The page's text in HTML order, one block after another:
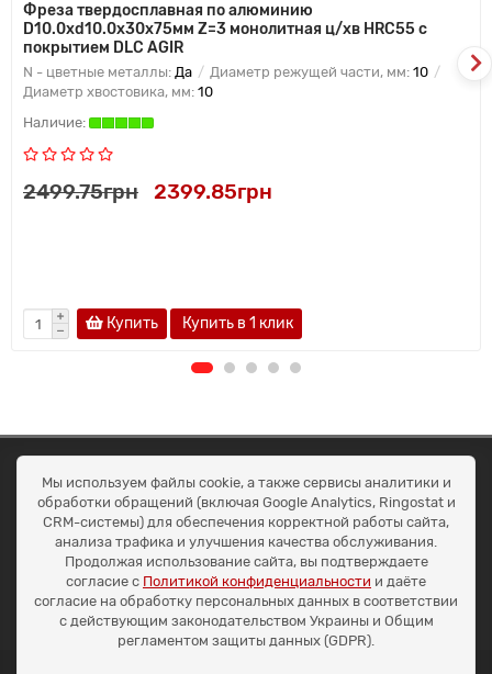
Фреза твердосплавная по алюминию
D10.0xd10.0x30x75мм Z=3 монолитная ц/хв HRC55 с
покрытием DLC AGIR
N - цветные металлы: Да Диаметр режущей части, мм: 10
Диаметр хвостовика, мм: 10
2499.75грн 2399.85грн
Купить Купить в 1 клик
ОКЕАН ТРЕЙД
Договір публичної оферти
Доставка та оплата
Наші контакти
Умови повернення
+38 (099) 452-20-02
+38 (098) 492-20-02
office@ocean.biz.ua
Мы используем файлы cookie, а также сервисы аналитики и
обработки обращений (включая Google Analytics, Ringostat и
CRM-системы) для обеспечения корректной работы сайта,
анализа трафика и улучшения качества обслуживания.
Продолжая использование сайта, вы подтверждаете
согласие с Политикой конфиденциальности и даёте
согласие на обработку персональных данных в соответствии
с действующим законодательством Украины и Общим
регламентом защиты данных (GDPR).